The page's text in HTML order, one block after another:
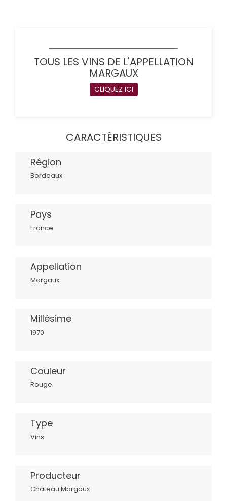
TOUS LES VINS DE L'APPELLATION
MARGAUX
CLIQUEZ ICI
CARACTÉRISTIQUES
Région
Bordeaux
Pays
France
Appellation
Margaux
Millésime
1970
Couleur
Rouge
Type
Vins
Producteur
Château Margaux